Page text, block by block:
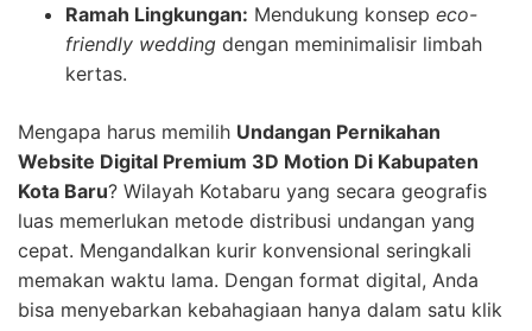
Ramah Lingkungan: Mendukung konsep eco-
friendly wedding dengan meminimalisir limbah
kertas.
Mengapa harus memilih Undangan Pernikahan
Website Digital Premium 3D Motion Di Kabupaten
Kota Baru? Wilayah Kotabaru yang secara geografis
luas memerlukan metode distribusi undangan yang
cepat. Mengandalkan kurir konvensional seringkali
memakan waktu lama. Dengan format digital, Anda
bisa menyebarkan kebahagiaan hanya dalam satu klik